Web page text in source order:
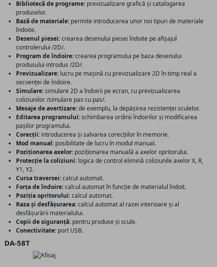
Bibliotecă de programe: previzualizare grafică și catalogarea
produselor.
Bază de materiale: permite introducerea unor noi tipuri de materiale
îndoite.
Desenul piesei:crearea desenului piesei îndoite pe afișajul
controlerului /2D/.
Program de îndoire:crearea programului pe baza desenului
produsului introdus /2D/.
Previzualizare: lucru pe mașină cu previzualizare 2D în timp real a
secvenței de îndoire.
Simulare:simulare 2D a îndoirii pe ecran, cu previzualizarea
coliziunilor /simulare pas cu pas/.
Mesaje de avertizare:de exemplu, la depășirea rezistenței sculelor.
Editarea programului:schimbarea ordinii îndoirilor și modificarea
pașilor programului.
Corecții: introducerea și salvarea corecțiilor în memorie.
Mod manual: posibilitate de lucru în modul manual.
Poziționarea axelor: poziționarea manuală a axelor opritorului.
Protecție la coliziuni: logica de control elimină coliziunile axelor X, R,
Y1, Y2.
Cursa traversei:calcul automat.
Forța de îndoire:calcul automat în funcție de materialul îndoit.
Poziția opritorului:calcul automat.
Raza și desfășurarea:calcul automat al razei interioare și al
desfășurării materialului.
Copii de siguranță: pentru produse și scule.
Conectivitate: port USB.
DA-58T